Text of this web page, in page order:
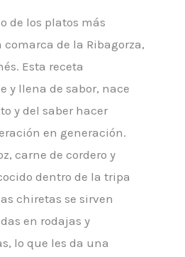
de los platos más
de la Ribagorza,
Esta receta
y llena de sabor, nace
y del saber hacer
en generación.
carne de cordero y
dentro de la tripa
chiretas se sirven
en rodajas y
lo que les da una